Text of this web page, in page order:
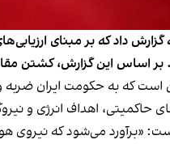
شنبه گزارش داد که بر مبنای
بر اساس این گزارش، کشتن
این است که به حکومت
حاکمیتی، اهداف انرژی و
«برآورد می‌شود که